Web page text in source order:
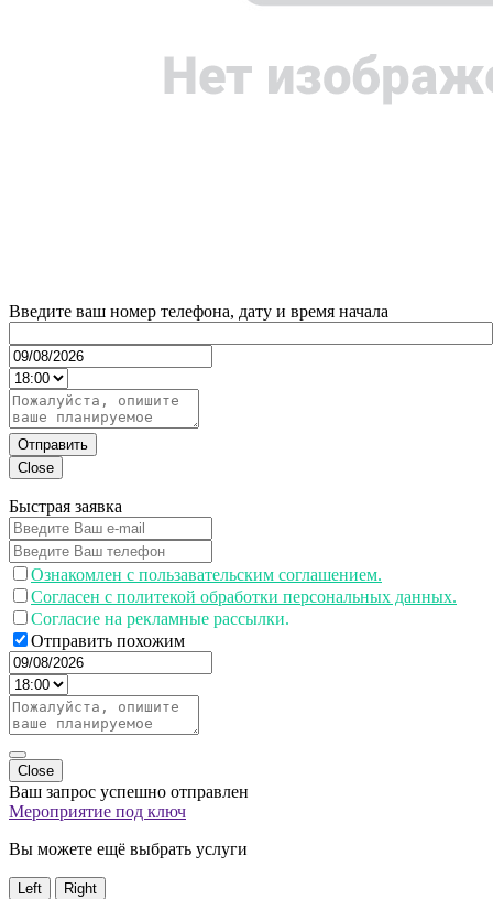
Введите ваш номер телефона, дату и время начала
Отправить
Close
Быстрая заявка
Ознакомлен с пользавательским соглашением.
Согласен с политекой обработки персональных данных.
Согласие на рекламные рассылки.
Отправить похожим
Close
Ваш запрос успешно отправлен
Мероприятие под ключ
Вы можете ещё выбрать услуги
Left Right